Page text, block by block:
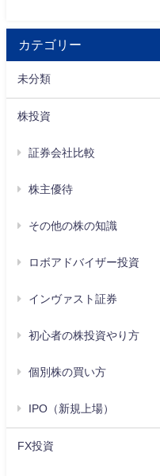
カテゴリー
未分類
株投資
証券会社比較
株主優待
その他の株の知識
ロボアドバイザー投資
インヴァスト証券
初心者の株投資やり方
個別株の買い方
IPO（新規上場）
FX投資